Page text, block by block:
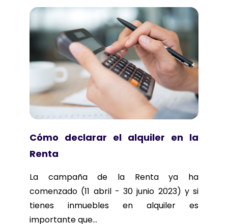
Cómo declarar el alquiler en la
Renta
La campaña de la Renta ya ha
comenzado (11 abril - 30 junio 2023) y si
tienes inmuebles en alquiler es
importante que...